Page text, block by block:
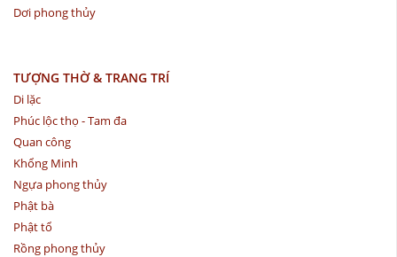
Dơi phong thủy
TƯỢNG THỜ & TRANG TRÍ
Di lặc
Phúc lộc thọ - Tam đa
Quan công
Khổng Minh
Ngựa phong thủy
Phật bà
Phật tổ
Rồng phong thủy